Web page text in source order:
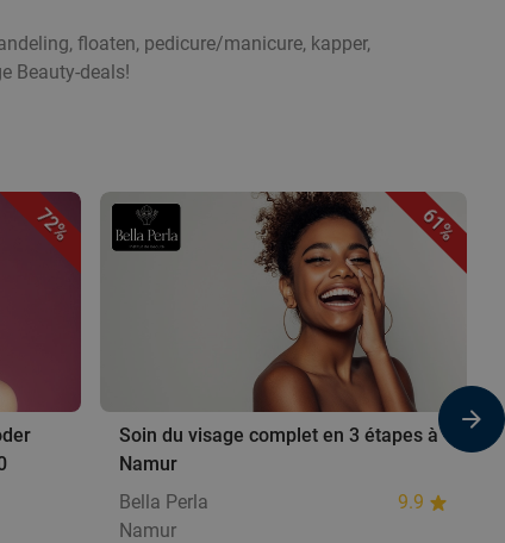
floaten, pedicure/manicure, kapper,
Beauty-deals!
72% 61%
Soin du visage complet en 3 étapes à
Namur
Bella Perla
9.9
Namur